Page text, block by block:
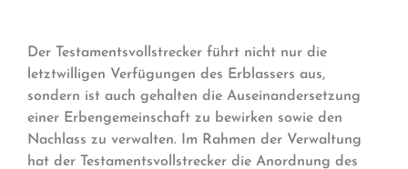
Der Testamentsvollstrecker führt nicht nur die
letztwilligen Verfügungen des Erblassers aus,
sondern ist auch gehalten die Auseinandersetzung
einer Erbengemeinschaft zu bewirken sowie den
Nachlass zu verwalten. Im Rahmen der Verwaltung
hat der Testamentsvollstrecker die Anordnung des